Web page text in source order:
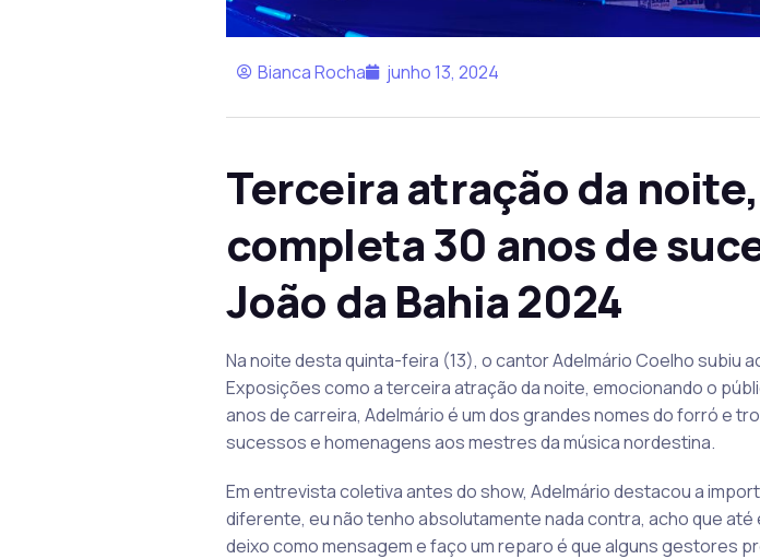
Bianca Rocha junho 13, 2024
Terceira atração da
completa 30 anos de
João da Bahia 2024
Na noite desta quinta-feira (13), o cantor Adelmário Coelho subiu
Exposições como a terceira atração da noite, emocionando o
anos de carreira, Adelmário é um dos grandes nomes do forró e
sucessos e homenagens aos mestres da música nordestina.
Em entrevista coletiva antes do show, Adelmário destacou a
diferente, eu não tenho absolutamente nada contra, acho que
deixo como mensagem e faço um reparo é que alguns gestores